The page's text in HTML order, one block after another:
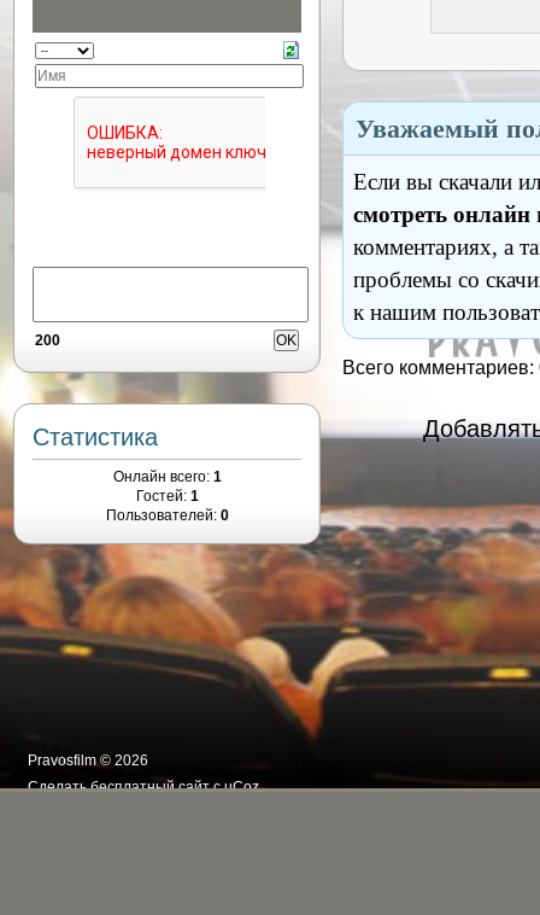
Уважаемый
Если вы скачали
смотреть онлайн
комментариях, а
проблемы со
к нашим
Всего комментариев:
200
Статистика
Онлайн всего: 1
Гостей: 1
Пользователей: 0
Pravosfilm © 2026
Сделатьбесплатный сайтсuCoz